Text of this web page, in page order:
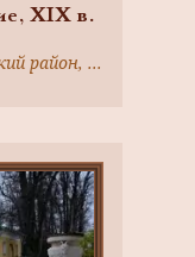
ХIХ в.
Московская область, Ленинский район, село Горки Ленинские